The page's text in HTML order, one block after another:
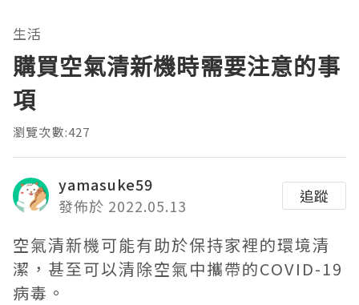
生活
購買空氣清新機時需要注意的事
項
瀏覽次數:427
yamasuke59
發佈於 2022.05.13
追蹤
空氣清新機可能有助於保持家裡的環境清
潔，甚至可以清除空氣中攜帶的COVID-19
病毒。